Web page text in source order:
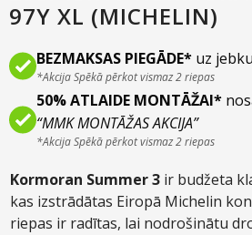
97Y XL (MICHELIN)
BEZMAKSAS PIEGĀDE* uz
*Akcija Spēkā pērkot vismaz 2 riepas
50% ATLAIDE MONTĀŽAI*
“MMK MONTĀŽAS AKCIJA”
*Akcija Spēkā pērkot vismaz 2 riepas
Kormoran Summer 3 ir budžeta
kas izstrādātas Eiropā Michelin
riepas ir radītas, lai nodrošinātu